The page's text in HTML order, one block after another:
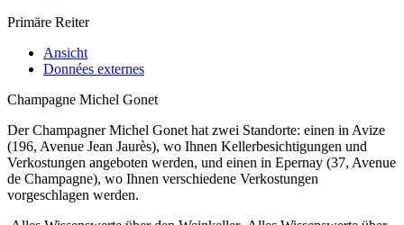
Primäre Reiter
Ansicht
Données externes
Champagne Michel Gonet
Der Champagner Michel Gonet hat zwei Standorte: einen in Avize
(196, Avenue Jean Jaurès), wo Ihnen Kellerbesichtigungen und
Verkostungen angeboten werden, und einen in Epernay (37, Avenue
de Champagne), wo Ihnen verschiedene Verkostungen
vorgeschlagen werden.